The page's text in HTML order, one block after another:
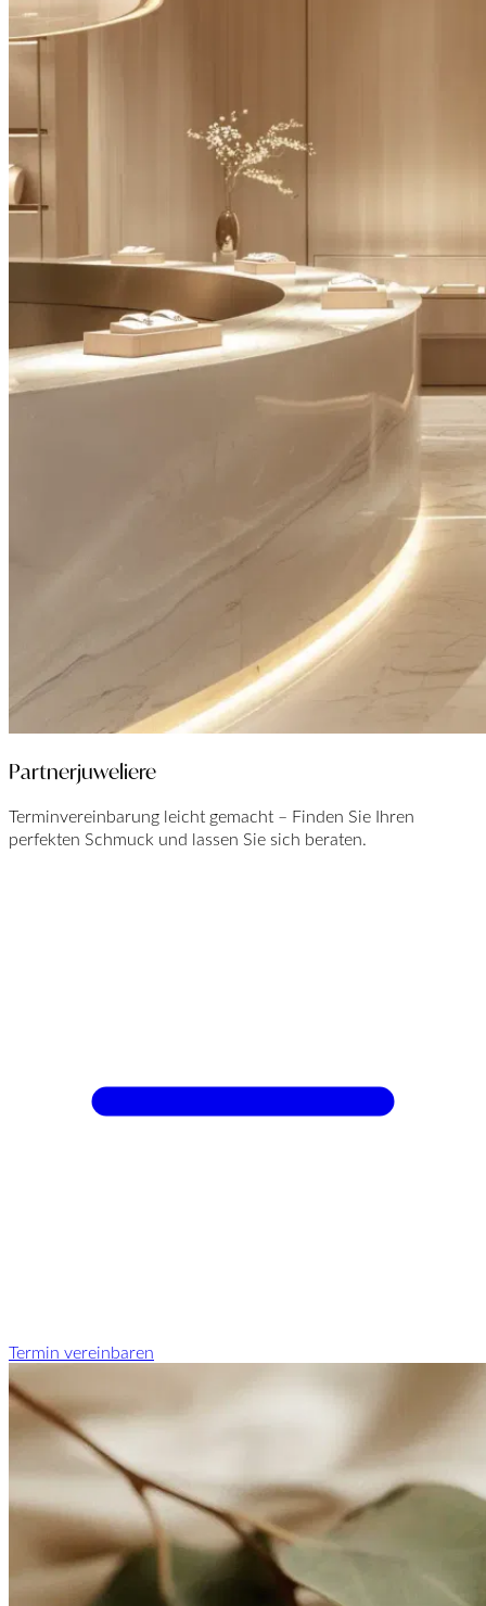
Partnerjuweliere
Terminvereinbarung leicht gemacht – Finden Sie Ihren
perfekten Schmuck und lassen Sie sich beraten.
Termin vereinbaren